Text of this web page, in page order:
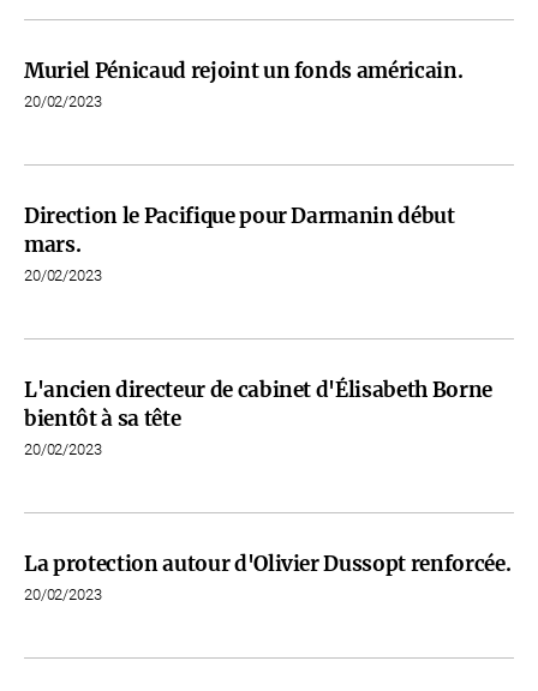
Muriel Pénicaud rejoint un fonds américain.
20/02/2023
Direction le Pacifique pour Darmanin début
mars.
20/02/2023
L'ancien directeur de cabinet d'Élisabeth Borne
bientôt à sa tête
20/02/2023
La protection autour d'Olivier Dussopt renforcée.
20/02/2023